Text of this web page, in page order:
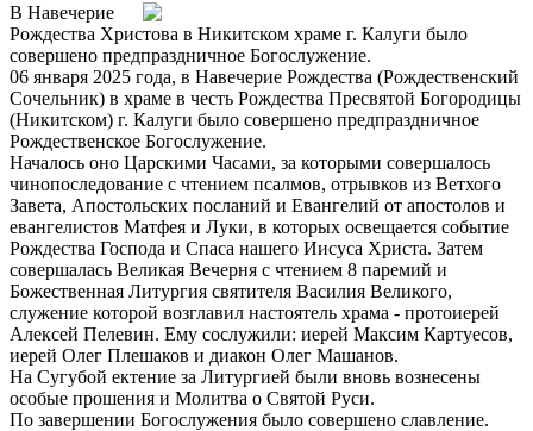
В Навечерие
Рождества Христова в Никитском храме г. Калуги было
совершено предпраздничное Богослужение.
06 января 2025 года, в Навечерие Рождества (Рождественский
Сочельник) в храме в честь Рождества Пресвятой Богородицы
(Никитском) г. Калуги было совершено предпраздничное
Рождественское Богослужение.
Началось оно Царскими Часами, за которыми совершалось
чинопоследование с чтением псалмов, отрывков из Ветхого
Завета, Апостольских посланий и Евангелий от апостолов и
евангелистов Матфея и Луки, в которых освещается событие
Рождества Господа и Спаса нашего Иисуса Христа. Затем
совершалась Великая Вечерня с чтением 8 паремий и
Божественная Литургия святителя Василия Великого,
служение которой возглавил настоятель храма - протоиерей
Алексей Пелевин. Ему сослужили: иерей Максим Картуесов,
иерей Олег Плешаков и диакон Олег Машанов.
На Сугубой ектение за Литургией были вновь вознесены
особые прошения и Молитва о Святой Руси.
По завершении Богослужения было совершено славление.